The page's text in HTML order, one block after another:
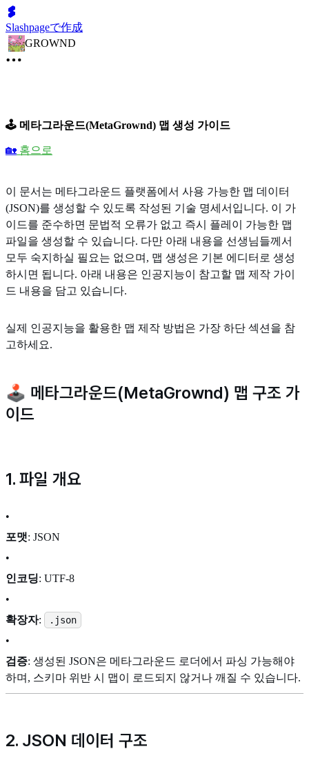
Slashpageで作成
GROWND
🕹️ 메타그라운드(MetaGrownd) 맵 생성 가이드
🏡 홈으로
이 문서는 메타그라운드 플랫폼에서 사용 가능한 맵 데이터
(JSON)를 생성할 수 있도록 작성된 기술 명세서입니다. 이 가
이드를 준수하면 문법적 오류가 없고 즉시 플레이 가능한 맵
파일을 생성할 수 있습니다. 다만 아래 내용을 선생님들께서
모두 숙지하실 필요는 없으며, 맵 생성은 기본 에디터로 생성
하시면 됩니다. 아래 내용은 인공지능이 참고할 맵 제작 가이
드 내용을 담고 있습니다.
실제 인공지능을 활용한 맵 제작 방법은 가장 하단 섹션을 참
고하세요.
🕹️ 메타그라운드(MetaGrownd) 맵 구조 가
이드
1. 파일 개요
•
포맷: JSON
•
인코딩: UTF-8
•
확장자: .json
•
검증: 생성된 JSON은 메타그라운드 로더에서 파싱 가능해야
하며, 스키마 위반 시 맵이 로드되지 않거나 깨질 수 있습니다.
2. JSON 데이터 구조